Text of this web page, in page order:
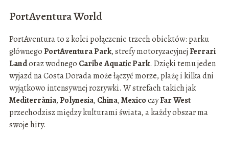
PortAventura World
PortAventura to z kolei połączenie trzech obiektów: parku
głównegoPortAventura Park, strefy motoryzacyjnejFerrari
Landoraz wodnego Caribe Aquatic Park. Dzięki temu jeden
wyjazd na Costa Dorada może łączyć morze, plażę i kilka dni
wyjątkowo intensywnej rozrywki. W strefach takich jak
Mediterrània,Polynesia, China,MexicoczyFar West
przechodzisz między kulturami świata, a każdy obszar ma
swoje hity.